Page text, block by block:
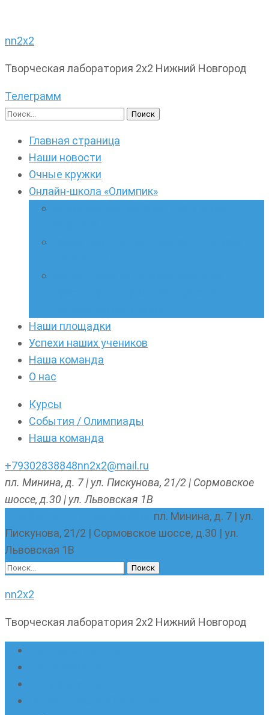
nn2x2
Творческая лаборатория 2х2 Нижний Новгород
Телеграмм
Найти:
Главная страница
Наши новости
Очные кружки
Онлайн-школа «Олимпик»
Наши площадки
Успехи наших учеников
Наша команда
О нас
Курсы
События / Олимпиады
Наша команда
+79302838848nn2x2@mail.ru
пл. Минина, д. 7 | ул. Пискунова, 21/2 | Сормовское
шоссе, д.30 | ул. Львовская 1В
пл. Минина, д. 7 | ул.
Пискунова, 21/2 | Сормовское шоссе, д.30 | ул.
Львовская 1В
Найти:
nn2x2
Творческая лаборатория 2х2 Нижний Новгород